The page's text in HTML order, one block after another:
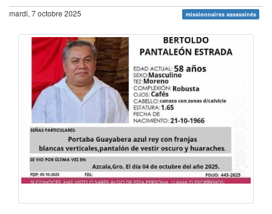
mardi, 7 octobre 2025 missionnaires assassinés